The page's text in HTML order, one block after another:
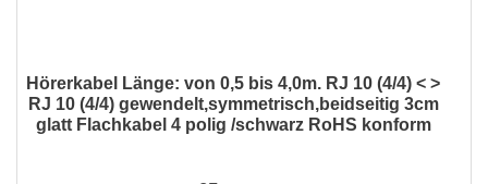
Hörerkabel Länge: von 0,5 bis 4,0m. RJ 10 (4/4) < >
RJ 10 (4/4) gewendelt,symmetrisch,beidseitig 3cm
glatt Flachkabel 4 polig /schwarz RoHS konform